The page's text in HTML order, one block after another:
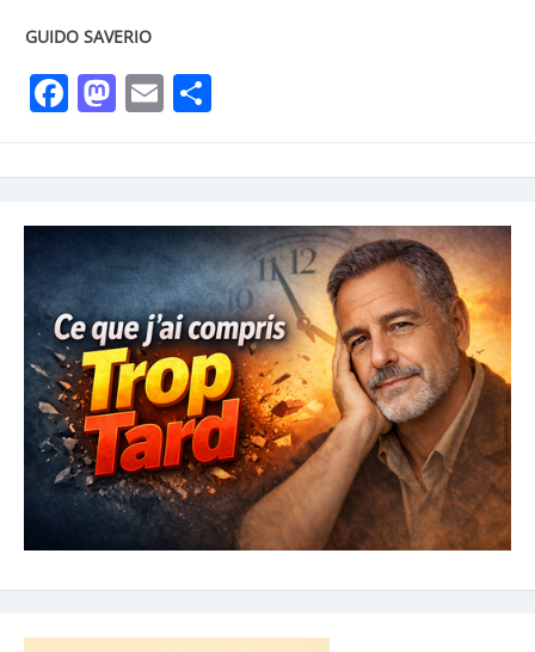
GUIDO SAVERIO
Facebook
Mastodon
Email